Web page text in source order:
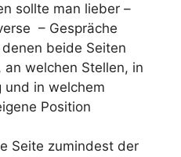
sollte man lieber –
– Gespräche
beide Seiten
welchen Stellen, in
und in welchem
Position
Seite zumindest der